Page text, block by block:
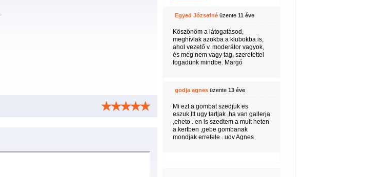
Egyed Józsefnéüzente 11 éve
Köszönöm a látogatásod,
meghívlak azokba a klubokba is,
ahol vezető v. moderátor vagyok,
és még nem vagy tag, szeretettel
fogadunk mindbe. Margó
godja agnesüzente 13 éve
Mi ezt a gombat szedjuk es
eszuk.Itt ugy tartjak ,ha van gallerja
,eheto . en is szedtem a mult heten
a kertben ,gebe gombanak
mondjak errefele . udv Agnes